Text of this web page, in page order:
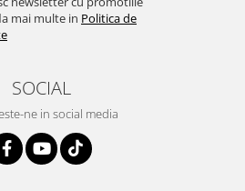
mai multe in Politica de
SOCIAL
ne in social media